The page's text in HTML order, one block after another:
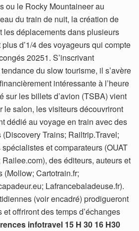
ou le Rocky Mountaineer au
du train de nuit, la création de
les déplacements dans plusieurs
d’1/4 des voyageurs qui compte
20251. S’inscrivant
du slow tourisme, il s’avère
intéressante à l’heure
sur les billets d’avion (TSBA) vient
le salon, les visiteurs découvriront
dédié au voyage en train avec des
Trains; Railtrip.Travel;
et comparateurs (OUAT
des éditeurs, auteurs et
(Mollow; Cartotrain.fr;
Lafrancebaladeuse.fr).
(voir encadré) prodigueront
offriront des temps d’échanges
infotravel 15 H 30 16 H30